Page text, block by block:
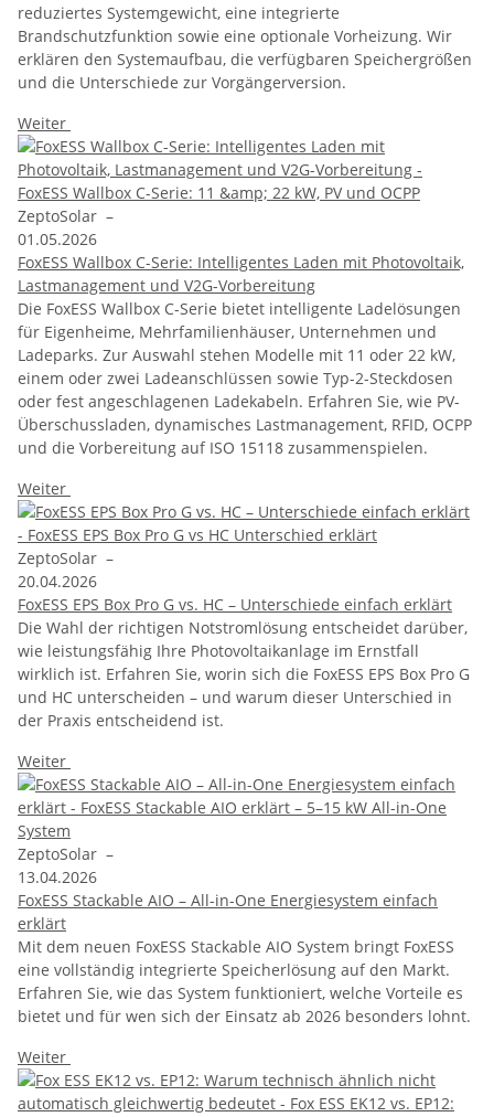
reduziertes Systemgewicht, eine integrierte
Brandschutzfunktion sowie eine optionale Vorheizung. Wir
erklären den Systemaufbau, die verfügbaren Speichergrößen
und die Unterschiede zur Vorgängerversion.
Weiter
ZeptoSolar –
01.05.2026
FoxESS Wallbox C-Serie: Intelligentes Laden mit Photovoltaik,
Lastmanagement und V2G-Vorbereitung
Die FoxESS Wallbox C-Serie bietet intelligente Ladelösungen
für Eigenheime, Mehrfamilienhäuser, Unternehmen und
Ladeparks. Zur Auswahl stehen Modelle mit 11 oder 22 kW,
einem oder zwei Ladeanschlüssen sowie Typ-2-Steckdosen
oder fest angeschlagenen Ladekabeln. Erfahren Sie, wie PV-
Überschussladen, dynamisches Lastmanagement, RFID, OCPP
und die Vorbereitung auf ISO 15118 zusammenspielen.
Weiter
ZeptoSolar –
20.04.2026
FoxESS EPS Box Pro G vs. HC – Unterschiede einfach erklärt
Die Wahl der richtigen Notstromlösung entscheidet darüber,
wie leistungsfähig Ihre Photovoltaikanlage im Ernstfall
wirklich ist. Erfahren Sie, worin sich die FoxESS EPS Box Pro G
und HC unterscheiden – und warum dieser Unterschied in
der Praxis entscheidend ist.
Weiter
ZeptoSolar –
13.04.2026
FoxESS Stackable AIO – All-in-One Energiesystem einfach
erklärt
Mit dem neuen FoxESS Stackable AIO System bringt FoxESS
eine vollständig integrierte Speicherlösung auf den Markt.
Erfahren Sie, wie das System funktioniert, welche Vorteile es
bietet und für wen sich der Einsatz ab 2026 besonders lohnt.
Weiter